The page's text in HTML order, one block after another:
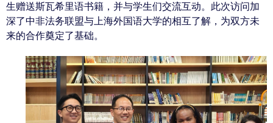
生赠送斯瓦希里语书籍，并与学生们交流互动。此次访问加
深了中非法务联盟与上海外国语大学的相互了解，为双方未
来的合作奠定了基础。